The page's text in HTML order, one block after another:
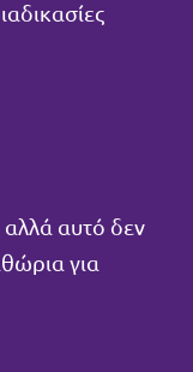
αυτό δεν
για